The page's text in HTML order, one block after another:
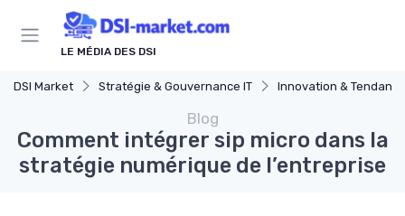
LE MÉDIA DES DSI
DSI Market Stratégie & Gouvernance IT Innovation &
Blog
Comment intégrer sip micro dans la
stratégie numérique de l’entreprise
Panneau de gestion des cookies